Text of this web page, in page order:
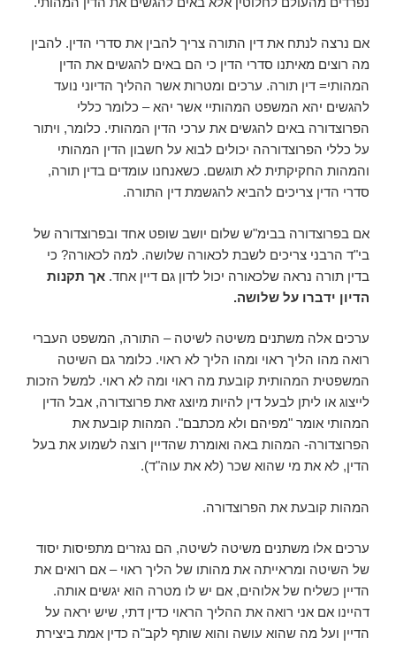
אם נרצה לנתח את דין התורה צריך להבין את סדרי הדין. להבין
מה רוצים מאיתנו סדרי הדין כי הם באים להגשים את הדין
המהותי= דין תורה. ערכים ומטרות אשר ההליך הדיוני נועד
להגשים יהא המשפט המהותיי אשר יהא – כלומר כללי
הפרוצדורה באים להגשים את ערכי הדין המהותי. כלומר, ויתור
על כללי הפרוצדורהה יכולים לבוא על חשבון הדין המהותי
והמהות החקיקתית לא תוגשם. כשאנחנו עומדים בדין תורה,
סדרי הדין צריכים להביא להגשמת דין התורה.
אם בפרוצדורה בבימ"ש שלום יושב שופט אחד ובפרוצדורה של
בי"ד הרבני צריכים לשבת לכאורה שלושה. למה לכאורה? כי
בדין תורה נראה שלכאורה יכול לדון גם דיין אחד. אך תקנות
הדיון ידברו על שלושה.
ערכים אלה משתנים משיטה לשיטה – התורה, המשפט העברי
רואה מהו הליך ראוי ומהו הליך לא ראוי. כלומר גם השיטה
המשפטית המהותית קובעת מה ראוי ומה לא ראוי. למשל הזכות
לייצוג או ליתן לבעל דין להיות מיוצג זאת פרוצדורה, אבל הדין
המהותי אומר "מפיהם ולא מכתבם". המהות קובעת את
הפרוצדורה- המהות באה ואומרת שהדיין רוצה לשמוע את בעל
הדין, לא את מי שהוא שכר (לא את עוה"ד).
המהות קובעת את הפרוצדורה.
ערכים אלו משתנים משיטה לשיטה, הם נגזרים מתפיסות יסוד
של השיטה ומראייתה את מהותו של הליך ראוי – אם רואים את
הדיין כשליח של אלוהים, אם יש לו מטרה הוא יגשים אותה.
דהיינו אם אני רואה את ההליך הראוי כדין דתי, שיש יראה על
הדיין ועל מה שהוא עושה והוא שותף לקב"ה כדין אמת ביצירת